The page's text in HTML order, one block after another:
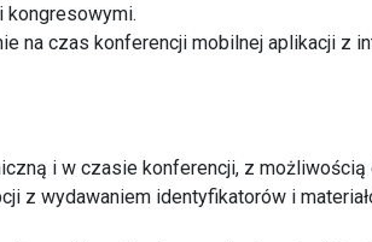
kongresowymi.
na czas konferencji mobilnej aplikacji z
i w czasie konferencji, z możliwością
z wydawaniem identyfikatorów i